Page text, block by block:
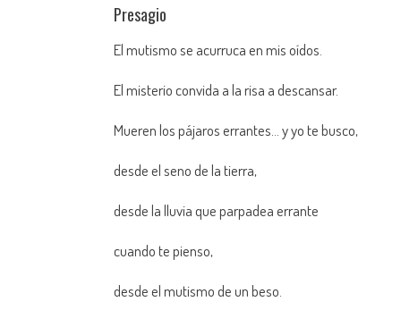
Presagio
El mutismo se acurruca en mis oídos.
El misterio convida a la risa a descansar.
Mueren los pájaros errantes… y yo te busco,
desde el seno de la tierra,
desde la lluvia que parpadea errante
cuando te pienso,
desde el mutismo de un beso.